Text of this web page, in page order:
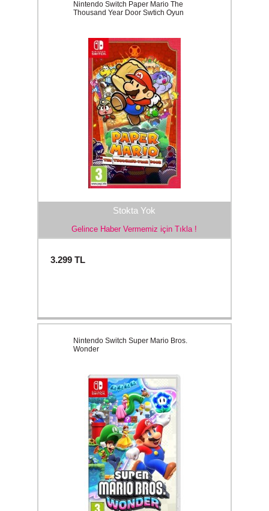
Stokta Yok
Gelince Haber Vermemiz için Tıkla !
Nintendo Switch Paper Mario The
Thousand Year Door Swtich Oyun
3.299TL
Nintendo Switch Super Mario Bros.
Wonder